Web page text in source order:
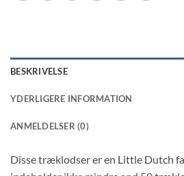
BESKRIVELSE
YDERLIGERE INFORMATION
ANMELDELSER (0)
Disse træklodser er en Little Dutch